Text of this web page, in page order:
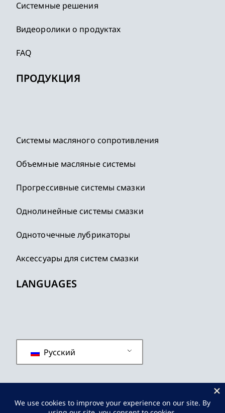
Системные решения
Видеоролики о продуктах
FAQ
ПРОДУКЦИЯ
Системы масляного сопротивления
Объемные масляные системы
Прогрессивные системы смазки
Однолинейные системы смазки
Одноточечные лубрикаторы
Аксессуары для систем смазки
LANGUAGES
Русский